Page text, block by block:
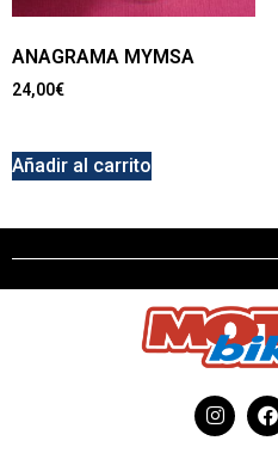
ANAGRAMA MYMSA
24,00€
Añadir al carrito